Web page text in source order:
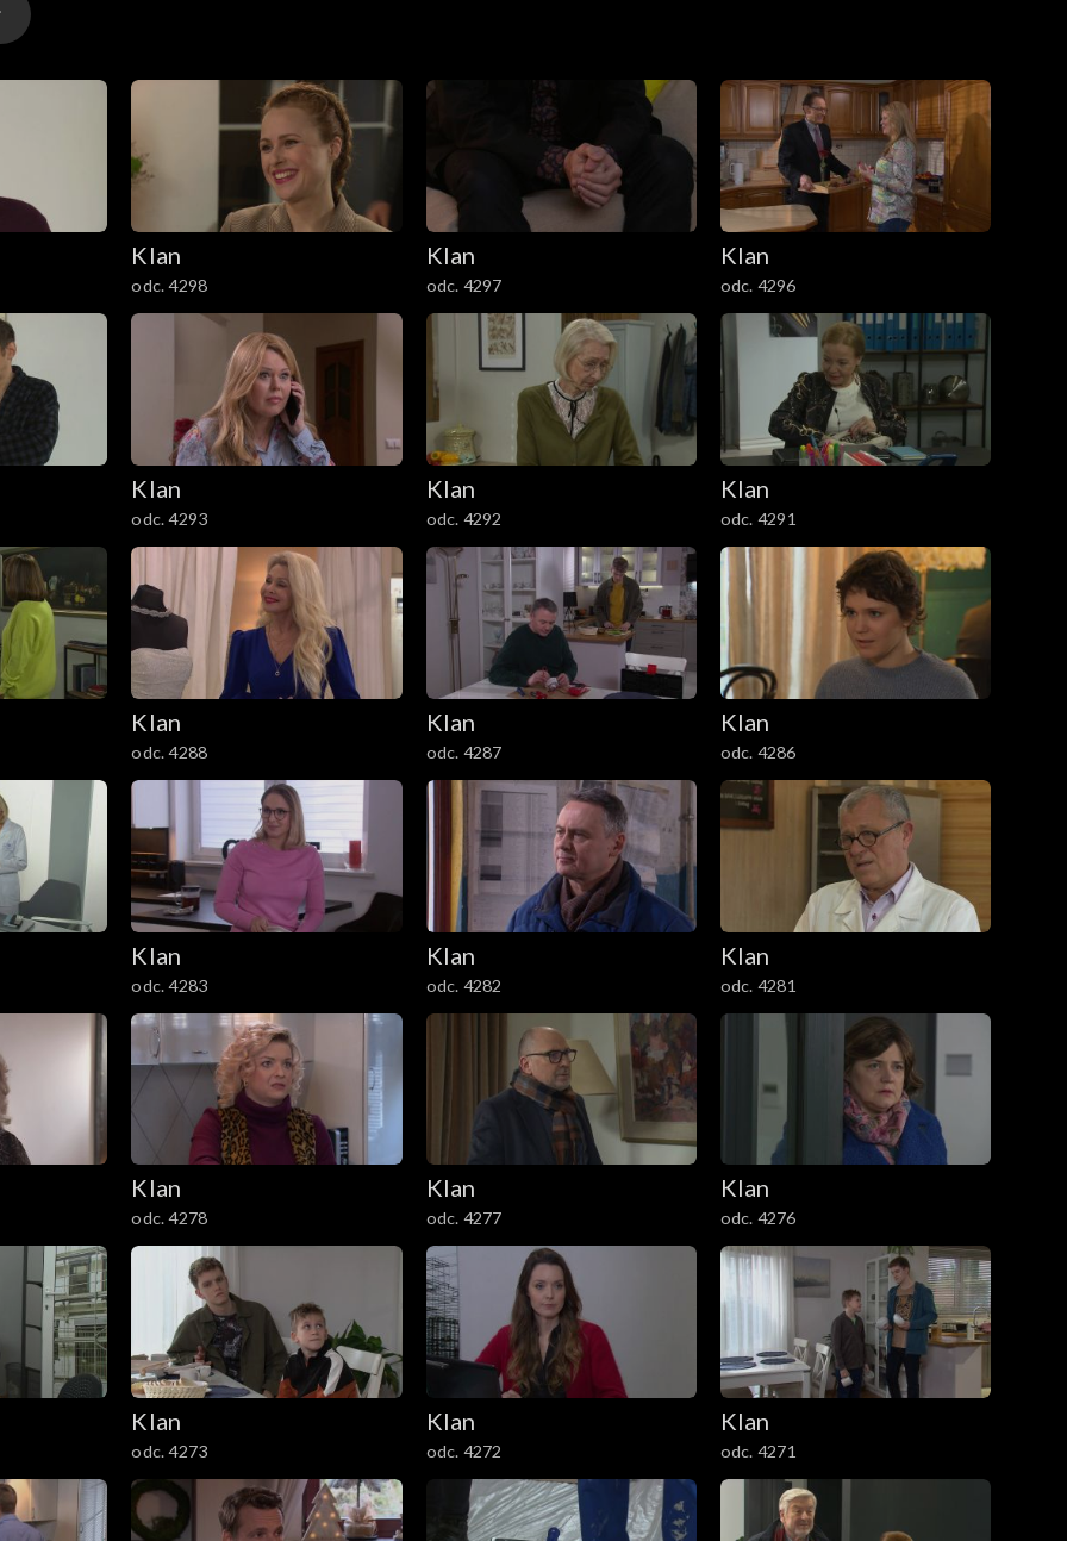
kogoś innego. Rozmowę słyszy przypadkowo Miłosz i o wszystkim opowiada żonie. Bożenka dzwoni do
Klan
odc. 4298
Klan
odc. 4297
Klan
odc. 4296
Klan
odc. 4293
Klan
odc. 4292
Klan
odc. 4291
Klan
odc. 4288
Klan
odc. 4287
Klan
odc. 4286
Klan
odc. 4283
Klan
odc. 4282
Klan
odc. 4281
Klan
odc. 4278
Klan
odc. 4277
Klan
odc. 4276
Klan
odc. 4273
Klan
odc. 4272
Klan
odc. 4271